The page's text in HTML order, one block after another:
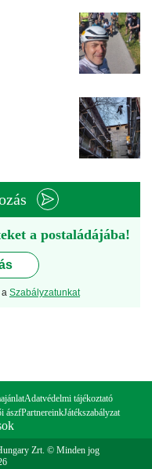
a postaládájába!
a Szabályzatunkat
Adatvédelmi tájékoztató
ászfPartnereinkJátékszabályzat
Zrt. © Minden jog